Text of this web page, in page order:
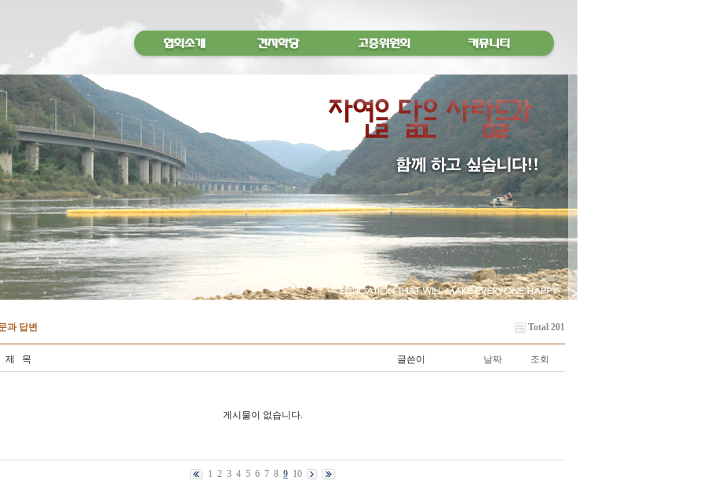
과 답변 Total 201
제 목 글쓴이 날짜 조회
게시물이 없습니다.
1 2 3 4 5 6 7 8 9 10